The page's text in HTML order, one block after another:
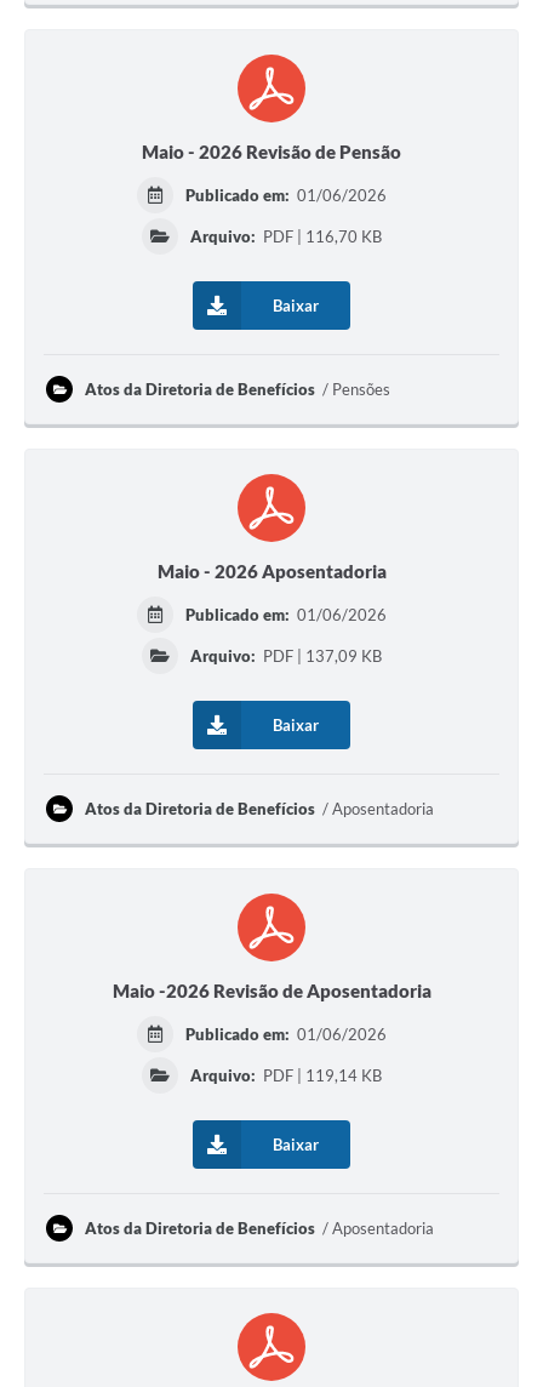
Maio - 2026 Revisão de Pensão
Publicado em: 01/06/2026
Arquivo: PDF | 116,70 KB
Baixar
Atos da Diretoria de Benefícios Pensões
Maio - 2026 Aposentadoria
Publicado em: 01/06/2026
Arquivo: PDF | 137,09 KB
Baixar
Atos da Diretoria de Benefícios Aposentadoria
Maio -2026 Revisão de Aposentadoria
Publicado em: 01/06/2026
Arquivo: PDF | 119,14 KB
Baixar
Atos da Diretoria de Benefícios Aposentadoria